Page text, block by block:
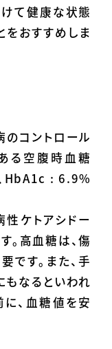
て健康な状態
をおすすめしま
のコントロール
る空腹時血糖
HbA1c : 6.9%
ケトアシドー
。高血糖は、傷
です。また、手
もなるといわれ
に、血糖値を安